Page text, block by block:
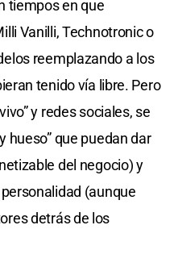
tiempos en que
Vanilli, Technotronic o
reemplazando a los
tenido vía libre. Pero
y redes sociales, se
hueso” que puedan dar
del negocio) y
(aunque
detrás de los